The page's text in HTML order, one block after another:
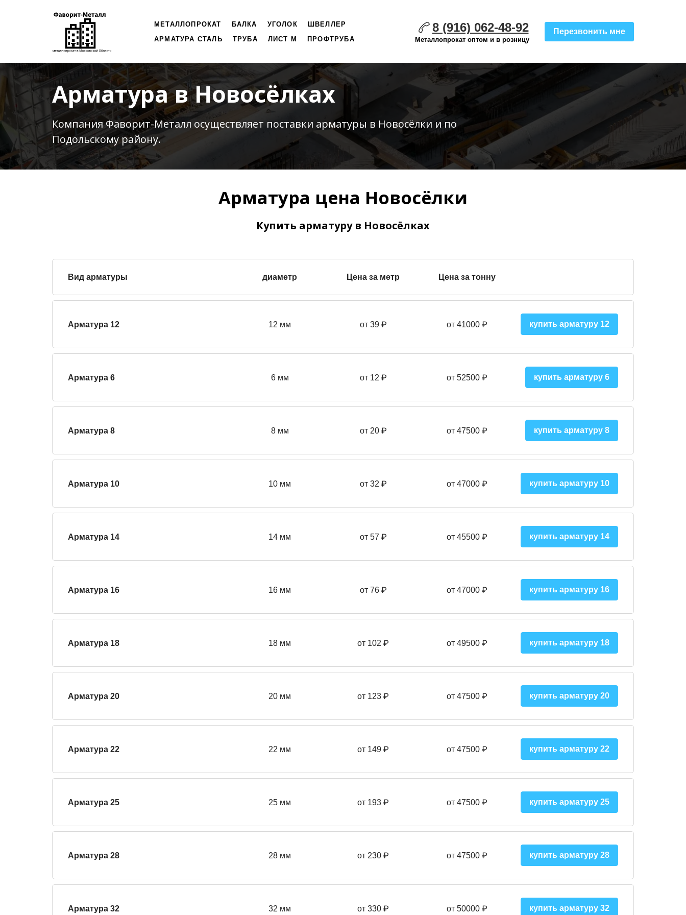
МЕТАЛЛОПРОКАТ БАЛКА УГОЛОК
ШВЕЛЛЕР
АРМАТУРА СТАЛЬ
ТРУБА ЛИСТ М ПРОФТРУБА
8 (916) 062-48-92
Металлопрокат оптом и в розницу
Перезвонить мне
Арматура в Новосёлках
Компания Фаворит-Металл осуществляет поставки арматуры в Новосёлки и по
Подольскому району.
Арматура цена Новосёлки
Купить арматуру в Новосёлках
Вид арматуры диаметр Цена за метр Цена за тонну
Арматура 12 12 мм от 39₽ от 41000₽ купить арматуру 12
Арматура 6 6 мм от 12 ₽ от 52500₽ купить арматуру 6
Арматура 8 8 мм от 20 ₽ от 47500₽ купить арматуру 8
Арматура 10 10 мм от 32 ₽ от 47000₽ купить арматуру 10
Арматура 14 14 мм от 57 ₽ от 45500₽ купить арматуру 14
Арматура 16 16 мм от 76 ₽ от 47000 ₽ купить арматуру 16
Арматура 18 18 мм от 102 ₽ от 49500 ₽ купить арматуру 18
Арматура 20 20 мм от 123 ₽ от 47500 ₽ купить арматуру 20
Арматура 22 22 мм от 149 ₽ от 47500 ₽ купить арматуру 22
Арматура 25 25 мм от 193 ₽ от 47500₽ купить арматуру 25
Арматура 28 28 мм от 230 ₽ от 47500₽ купить арматуру 28
Арматура 32 32 мм от 330 ₽ от 50000₽ купить арматуру 32